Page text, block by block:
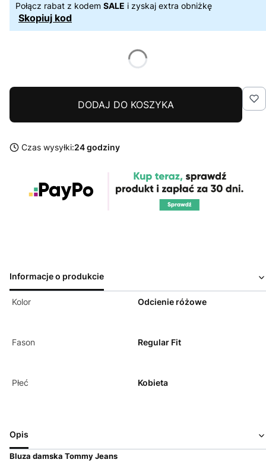
Połącz rabat z kodem SALE i zyskaj extra obniżkę
Skopiuj kod
DODAJ DO KOSZYKA
Czas wysyłki:24 godziny
Informacje o produkcie
Kolor Odcienie różowe
Fason Regular Fit
Płeć Kobieta
Opis
Bluza damska Tommy Jeans